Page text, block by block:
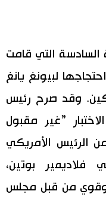
السادسة التي قامت
لبيونغ يانغ
وقد صرح رئيس
”غير مقبول
الرئيس الأمريكي
فلاديمير بوتين،
وقوي من قبل مجلس